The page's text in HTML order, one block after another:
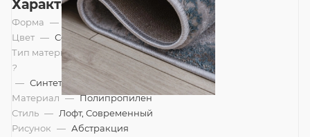
Характеристики
Форма — Прямоугольник
Цвет — Серый, Синий
Тип материала
?
— Синтетический, Смешанный
Материал — Полипропилен
Стиль — Лофт, Современный
Рисунок — Абстракция